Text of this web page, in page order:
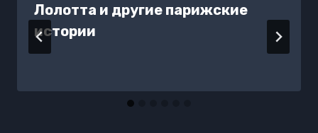
Лолотта и другие парижские
истории